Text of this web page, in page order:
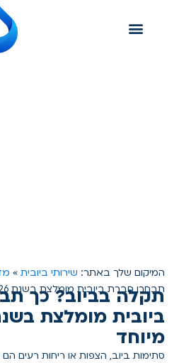
המיקום שלך באתר: שירותי ביובית »
תבחרו חברת ביובית מומלצת בשנת 2026 – ראיון מיוחד
תקלה בביוב? כך
מיוחד
סתימות ביוב, הצפות או ריחות רעים